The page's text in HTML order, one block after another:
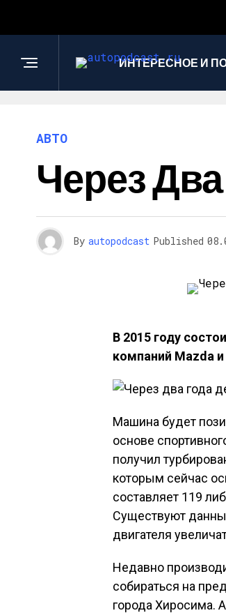
ИНТЕРЕСНОЕ И
АВТО
Через
By autopodcast Published
В 2015 году
компаний Mazda
Машина будет
основе
получил
которым сейчас
составляет 119
Существуют
двигателя
Недавно
собираться на
города Хиросима.